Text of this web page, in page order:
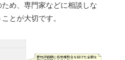
ため、専門家などに相談しな
とが大切です。